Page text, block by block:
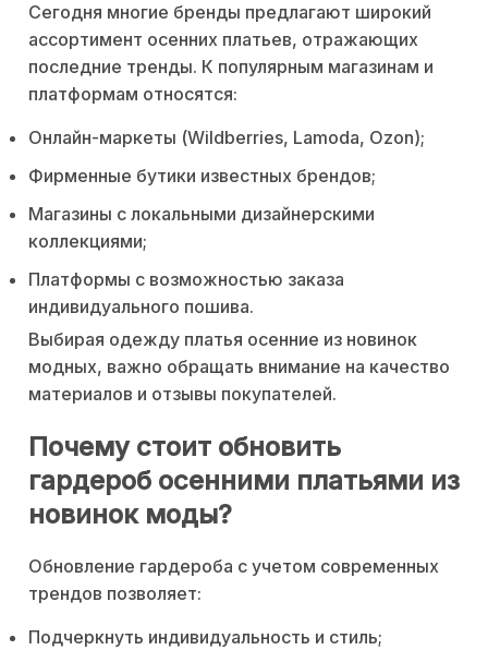
Сегодня многие бренды предлагают широкий
ассортимент осенних платьев, отражающих
последние тренды. К популярным магазинам и
платформам относятся:
Онлайн-маркеты (Wildberries, Lamoda, Ozon);
Фирменные бутики известных брендов;
Магазины с локальными дизайнерскими
коллекциями;
Платформы с возможностью заказа
индивидуального пошива.
Выбирая одежду платья осенние из новинок
модных, важно обращать внимание на качество
материалов и отзывы покупателей.
Почему стоит обновить
гардероб осенними платьями из
новинок моды?
Обновление гардероба с учетом современных
трендов позволяет:
Подчеркнуть индивидуальность и стиль;